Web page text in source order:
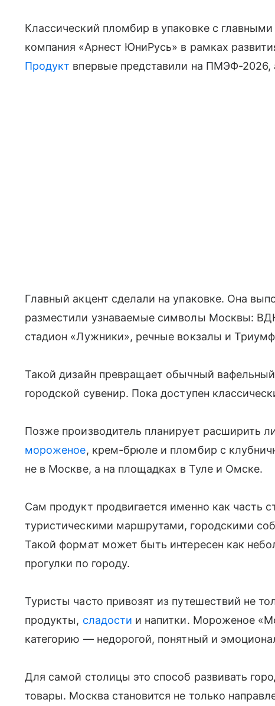
Классический пломбир в упаковке с
компания «Арнест ЮниРусь» в рамках
Продукт впервые представили на ПМЭФ-2026,
Главный акцент сделали на упаковке. Она
разместили узнаваемые символы Москвы:
стадион «Лужники», речные вокзалы и
Такой дизайн превращает обычный вафельный
городской сувенир. Пока доступен
Позже производитель планирует расширить
мороженое, крем-брюле и пломбир с
не в Москве, а на площадках в Туле и Омске.
Сам продукт продвигается именно как часть
туристическими маршрутами, городскими
Такой формат может быть интересен как
прогулки по городу.
Туристы часто привозят из путешествий не
продукты, сладости и напитки. Мороженое
категорию — недорогой, понятный и
Для самой столицы это способ развивать
товары. Москва становится не только